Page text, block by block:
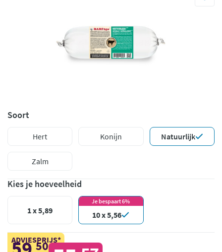
Soort
Hert Konijn Natuurlijk
Zalm
Kies je hoeveelheid
1 x 5,89
Je bespaart 6%
10 x 5,56
ADVIESPRIJS*
50